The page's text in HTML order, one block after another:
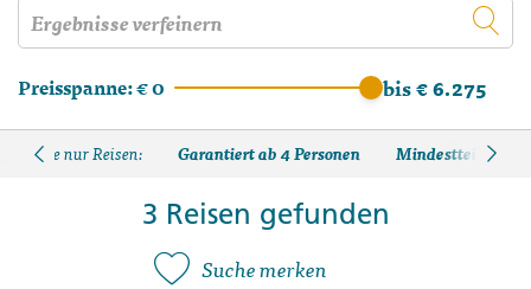
Preisspanne:€ 0 bis € 6.275
Zeige nur Reisen: Garantiert ab 4 Personen
3 Reisen gefunden
Suche merken